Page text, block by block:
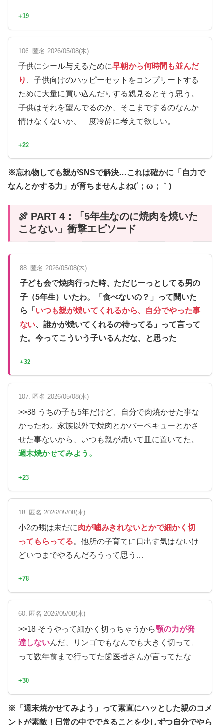
+19
106. 匿名 2026/05/08(木)
子供にシール与えるために早朝から何時間も並んだ
り
、子供向けのハッピーセットをコンプリートする
ために大量に買い込んだりする親見るとそう思う。
子供はそれを望んでるのか、そこまでするのなんか
情けなくないか、一度冷静に考えて欲しい。
+22
※忘れ物しても親がSNSで解決…これは確かに「自力で
なんとかする力」が育ちませんよね(´；ω；｀)
🍖 PART 4：「5年生なのに焼肉を焼いた
ことない」衝撃エピソード
88. 匿名 2026/05/08(木)
子ども会で焼肉行った時、ただじーっとしてる男の
子（5年生）いたわ。「食べないの？」って聞いた
ら「 いつも親が焼いてくれるから、自分でやった事
ない、誰かが焼いてくれるの待ってる」って言って
た。今ってこういう子いるんだな、と思った
+32
107. 匿名 2026/05/08(木)
>>88 うちの子も5年だけど、自分で肉焼かせた事な
かったわ。家族以外で焼肉とかバーベキューとかさ
せた事ないから、いつも親が焼いて皿に置いてた。
週末焼かせてみよう。
+23
18. 匿名 2026/05/08(木)
小2の甥は未だに肉が噛みきれないとかで細かく切
ってもらってる。他所の子育てに口出す気はないけ
どいつまでやるんだろうって思う…
+78
60. 匿名 2026/05/08(木)
>>18 そうやって細かく切っちゃうから顎の力が発
達しないんだ、リンゴでもなんでも大きく切って、
って数年前まで行ってた歯医者さんが言ってたな
+30
※「週末焼かせてみよう」って素直にハッとした親のコメ
ントが素敵！日常の中でできることを少しずつ自分でやら